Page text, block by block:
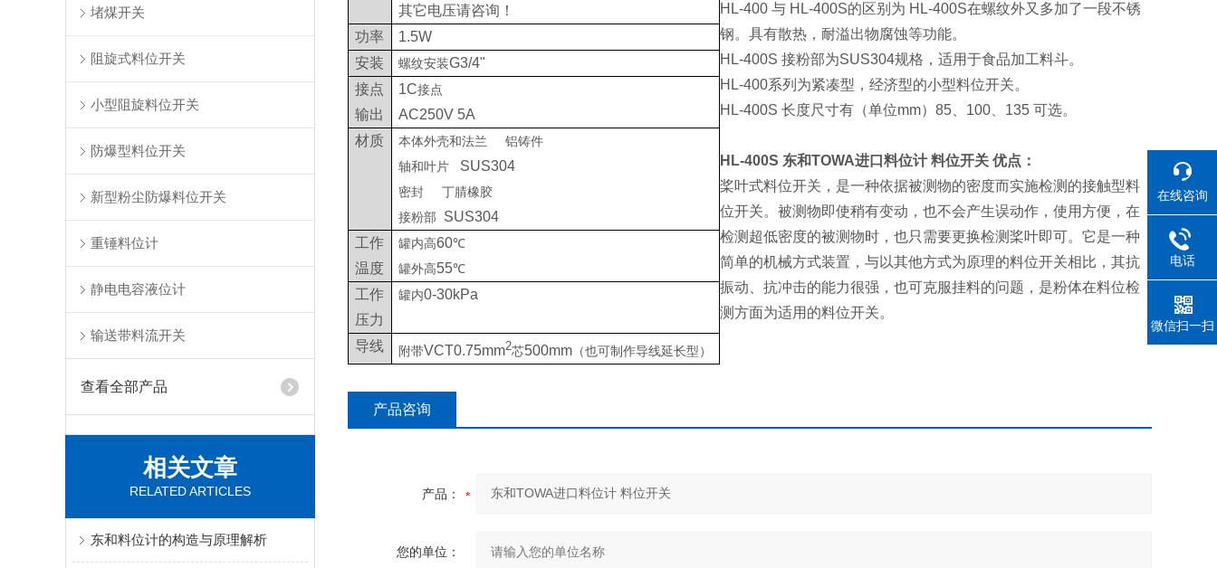
堵煤开关
阻旋式料位开关
小型阻旋料位开关
防爆型料位开关
新型粉尘防爆料位开关
重锤料位计
静电电容液位计
输送带料流开关
查看全部产品
相关文章
RELATED ARTICLES
东和料位计的构造与原理解析
其它电压请咨询！
功率
1.5W
安装
螺纹安装G3/4"
接点
输出
1C接点
AC250V 5A
材质
本体外壳和法兰
铝铸件
轴和叶片 SUS304
密封
丁腈橡胶
接粉部
SUS304
工作
温度
罐内高60℃
罐外高55℃
工作
压力
罐内0-30kPa
导线 附带VCT0.75mm2芯500mm （也可制作导线延长型）
HL-400 与 HL-400S的区别为 HL-400S在螺纹外又多加了一段不锈
钢。具有散热，耐溢出物腐蚀等功能。
HL-400S 接粉部为SUS304规格，适用于食品加工料斗。
HL-400系列为紧凑型，经济型的小型料位开关。
HL-400S 长度尺寸有（单位mm）85、100、135 可选。
HL-400S 东和TOWA进口料位计 料位开关 优点：
桨叶式料位开关，是一种依据被测物的密度而实施检测的接触型料
位开关。被测物即使稍有变动，也不会产生误动作，使用方便，在
检测超低密度的被测物时，也只需要更换检测桨叶即可。它是一种
简单的机械方式装置，与以其他方式为原理的料位开关相比，其抗
振动、抗冲击的能力很强，也可克服挂料的问题，是粉体在料位检
测方面为适用的料位开关。
产品咨询
产品：
您的单位：
在线咨询
电话
微信扫一扫